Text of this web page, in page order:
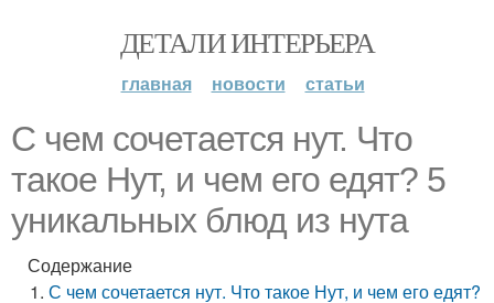
ДЕТАЛИ ИНТЕРЬЕРА
главная новости статьи
С чем сочетается нут. Что
такое Нут, и чем его едят? 5
уникальных блюд из нута
Содержание
С чем сочетается нут. Что такое Нут, и чем его едят?